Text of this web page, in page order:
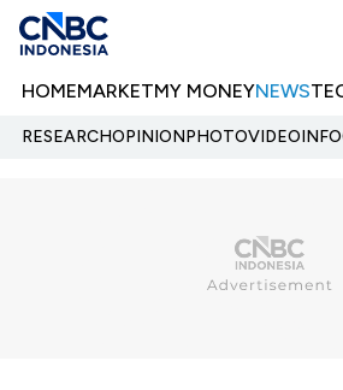
HOMEMARKETMY MONEYNEWS
RESEARCHOPINIONPHOTOVIDEO